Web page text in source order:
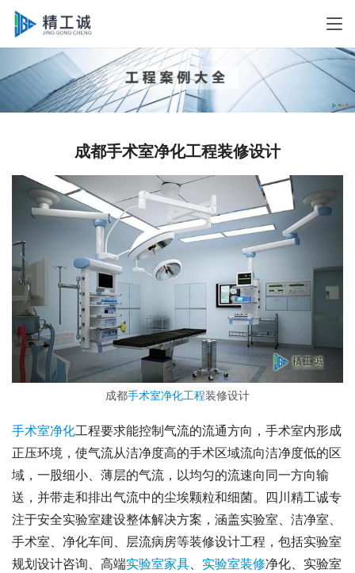
成都手术室净化工程装修设计
成都手术室净化工程装修设计
手术室净化工程要求能控制气流的流通方向，手术室内形成
正压环境，使气流从洁净度高的手术区域流向洁净度低的区
域，一股细小、薄层的气流，以均匀的流速向同一方向输
送，并带走和排出气流中的尘埃颗粒和细菌。四川精工诚专
注于安全实验室建设整体解决方案，涵盖实验室、洁净室、
手术室、净化车间、层流病房等装修设计工程，包括实验室
规划设计咨询、高端实验室家具、 实验室装修净化、实验室